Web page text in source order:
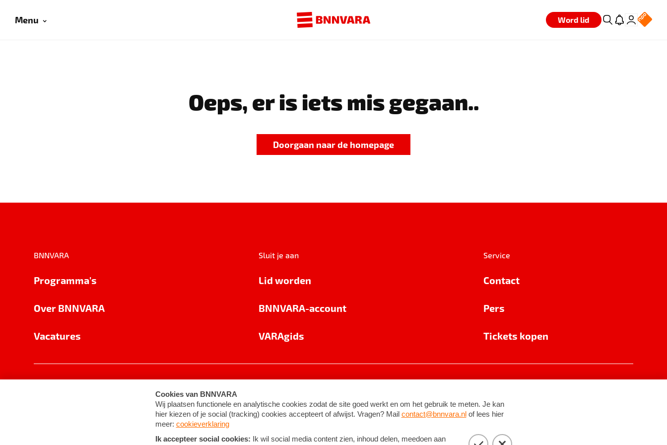
Menu Word lid
Oeps, er is iets mis gegaan..
Doorgaan naar de homepage
BNNVARA
Programma's
Over BNNVARA
Vacatures
Sluit je aan
Lid worden
BNNVARA-account
VARAgids
Service
Contact
Pers
Tickets kopen
Cookie-instellingen Algemene voorwaarden ©2026BNNVARA